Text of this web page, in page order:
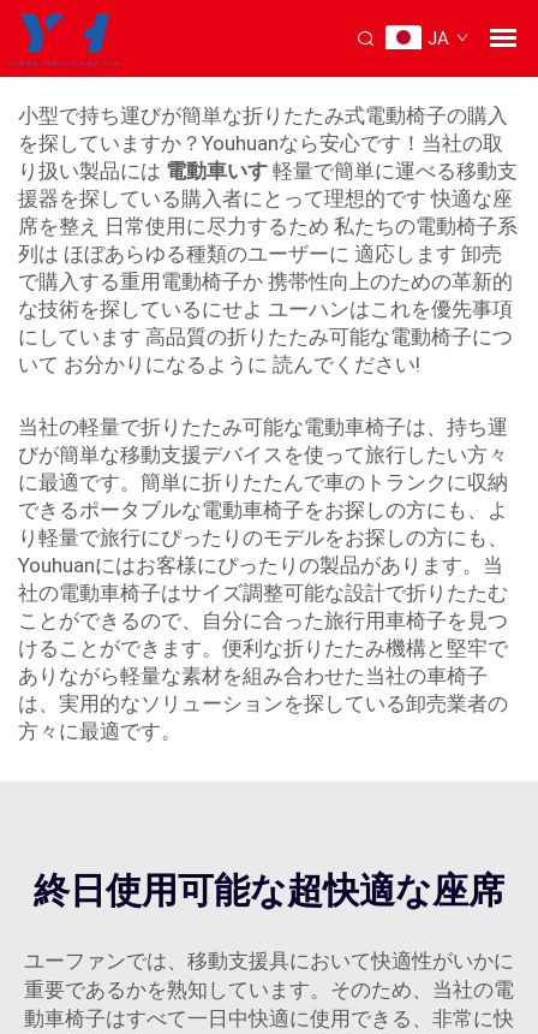
JA
折りたたみ式電動椅子
小型で持ち運びが簡単な折りたたみ式電動椅子の購入
を探していますか？Youhuanなら安心です！当社の取
り扱い製品には 電動車いす 軽量で簡単に運べる移動支
援器を探している購入者にとって理想的です 快適な座
席を整え 日常使用に尽力するため 私たちの電動椅子系
列は ほぼあらゆる種類のユーザーに 適応します 卸売
で購入する重用電動椅子か 携帯性向上のための革新的
な技術を探しているにせよ ユーハンはこれを優先事項
にしています 高品質の折りたたみ可能な電動椅子につ
いて お分かりになるように 読んでください!
当社の軽量で折りたたみ可能な電動車椅子は、持ち運
びが簡単な移動支援デバイスを使って旅行したい方々
に最適です。簡単に折りたたんで車のトランクに収納
できるポータブルな電動車椅子をお探しの方にも、よ
り軽量で旅行にぴったりのモデルをお探しの方にも、
Youhuanにはお客様にぴったりの製品があります。当
社の電動車椅子はサイズ調整可能な設計で折りたたむ
ことができるので、自分に合った旅行用車椅子を見つ
けることができます。便利な折りたたみ機構と堅牢で
ありながら軽量な素材を組み合わせた当社の車椅子
は、実用的なソリューションを探している卸売業者の
方々に最適です。
終日使用可能な超快適な座席
ユーファンでは、移動支援具において快適性がいかに
重要であるかを熟知しています。そのため、当社の電
動車椅子はすべて一日中快適に使用できる、非常に快